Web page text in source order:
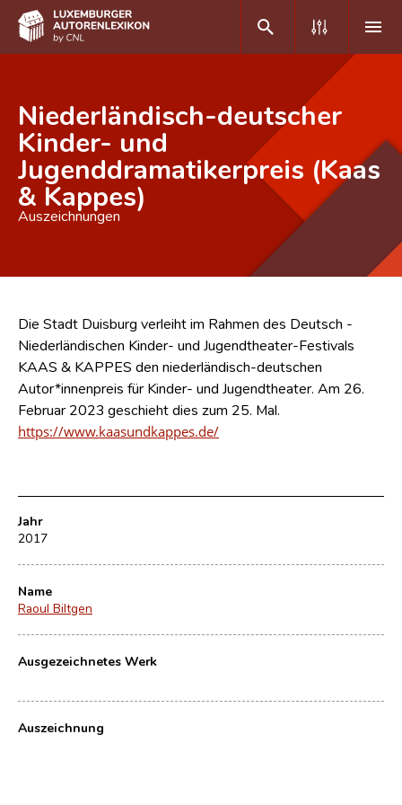
DE FR
Home
Autor(inn)en A-Z
Häufige Fragen und Antworten
Forschungsgruppe
Kontakt
Niederländisch-deutscher
Kinder- und
Jugenddramatikerpreis (Kaas
& Kappes)
Auszeichnungen
Die Stadt Duisburg verleiht im Rahmen des Deutsch -
Niederländischen Kinder- und Jugendtheater-Festivals
KAAS & KAPPES den niederländisch-deutschen
Autor*innenpreis für Kinder- und Jugendtheater. Am 26.
Februar 2023 geschieht dies zum 25. Mal.
https://www.kaasundkappes.de/
Jahr
2017
Name
Raoul Biltgen
Ausgezeichnetes Werk
Auszeichnung